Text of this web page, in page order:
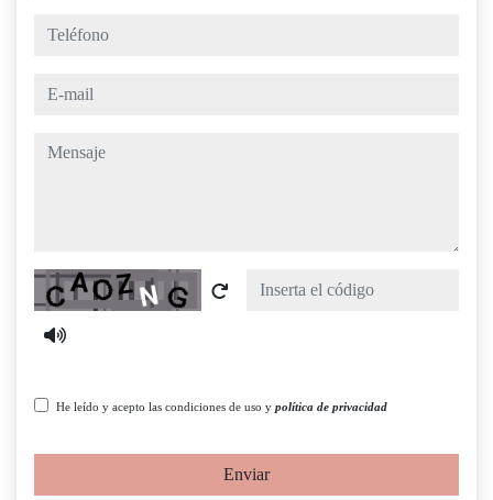
teléfono
e-mail
mensaje
Captcha
He leído y acepto las condiciones de uso y política de privacidad
Enviar